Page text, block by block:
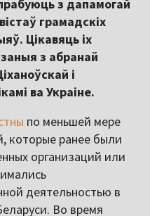
з дапамогай
грамадскіх
Цікавяць іх
з абранай
і
ва Украіне.
по меньшей мере
которые ранее были
организаций или
деятельностью в
Во время